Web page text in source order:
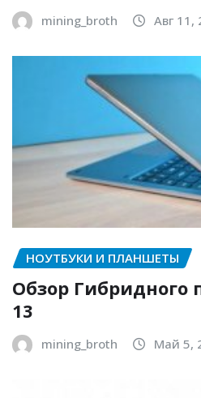
mining_broth Авг 11,
НОУТБУКИ И ПЛАНШЕТЫ
Обзор Гибридного
13
mining_broth Май 5,